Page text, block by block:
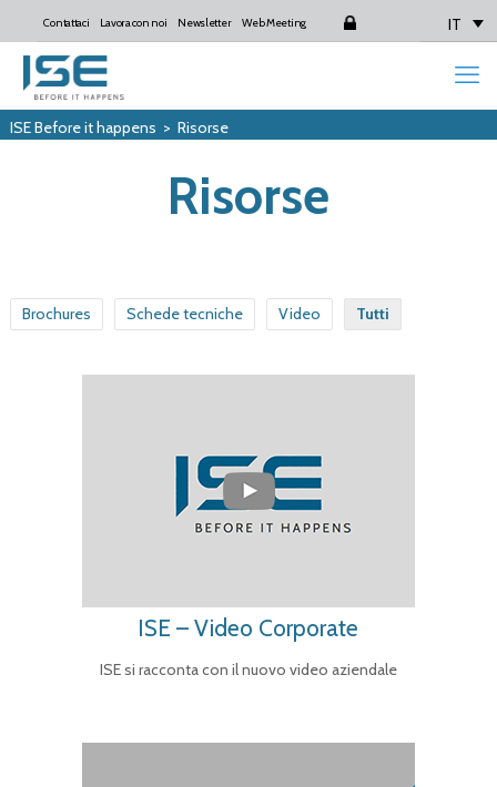
Contattaci Lavora con noi Newsletter Web Meeting IT
ISE Before it happens > Risorse
Risorse
Brochures Schede tecniche Video Tutti
ISE – Video Corporate
ISE si racconta con il nuovo video aziendale